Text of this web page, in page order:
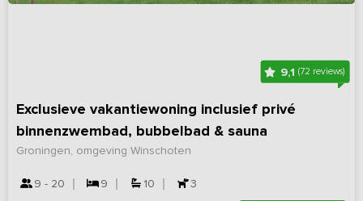
9,1(72 reviews)
Exclusieve vakantiewoning inclusief privé
binnenzwembad, bubbelbad & sauna
Groningen, omgeving Winschoten
9 - 20 9 10 3